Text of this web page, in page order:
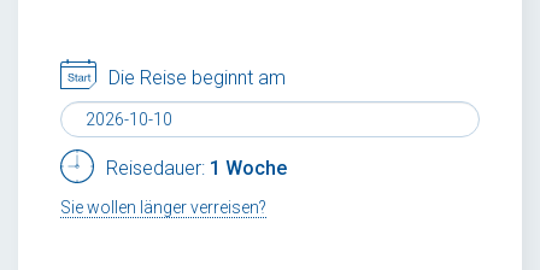
Die Reise beginnt am
Reisedauer: 1 Woche
Sie wollen länger verreisen?